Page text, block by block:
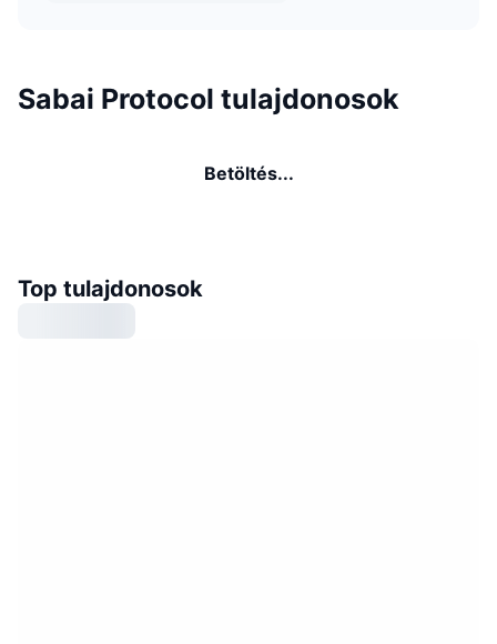
Sabai Protocol tulajdonosok
Betöltés...
Top tulajdonosok